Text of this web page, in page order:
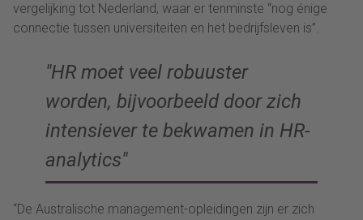
vergelijking tot Nederland, waar er tenminste “nog énige
connectie tussen universiteiten en het bedrijfsleven is”.
HR moet veel robuuster
worden, bijvoorbeeld door zich
intensiever te bekwamen in HR-
analytics
“De Australische management-opleidingen zijn er zich